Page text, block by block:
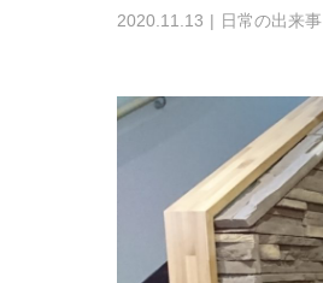
2020.11.13 日常の出来事